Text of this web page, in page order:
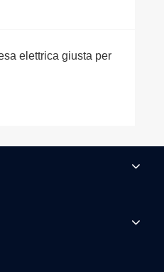
elettrica giusta per